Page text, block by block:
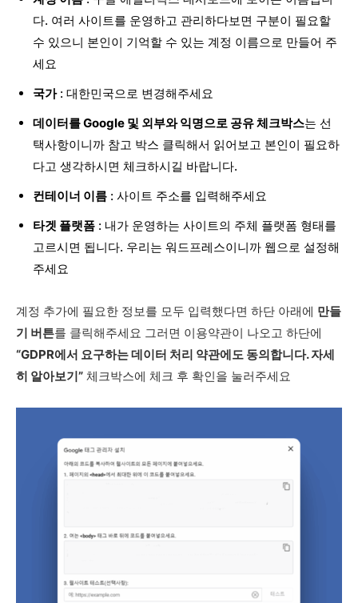
다. 여러 사이트를 운영하고 관리하다보면 구분이 필요할
수 있으니 본인이 기억할 수 있는 계정 이름으로 만들어 주
세요
국가: 대한민국으로 변경해주세요
데이터를 Google 및 외부와 익명으로 공유 체크박스는 선
택사항이니까 참고 박스 클릭해서 읽어보고 본인이 필요하
다고 생각하시면 체크하시길 바랍니다.
컨테이너 이름 : 사이트 주소를 입력해주세요
타겟 플랫폼 : 내가 운영하는 사이트의 주체 플랫폼 형태를
고르시면 됩니다. 우리는 워드프레스이니까 웹으로 설정해
주세요
계정 추가에 필요한 정보를 모두 입력했다면 하단 아래에 만들
기 버튼를 클릭해주세요 그러면 이용약관이 나오고 하단에
“GDPR에서 요구하는 데이터 처리 약관에도 동의합니다. 자세
히 알아보기” 체크박스에 체크 후 확인을 눌러주세요